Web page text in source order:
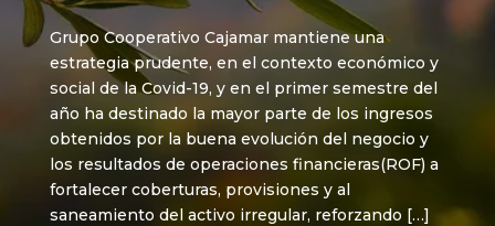
Grupo Cooperativo Cajamar mantiene una
estrategia prudente, en el contexto económico y
social de la Covid-19, y en el primer semestre del
año ha destinado la mayor parte de los ingresos
obtenidos por la buena evolución del negocio y
los resultados de operaciones financieras(ROF) a
fortalecer coberturas, provisiones y al
saneamiento del activo irregular, reforzando […]